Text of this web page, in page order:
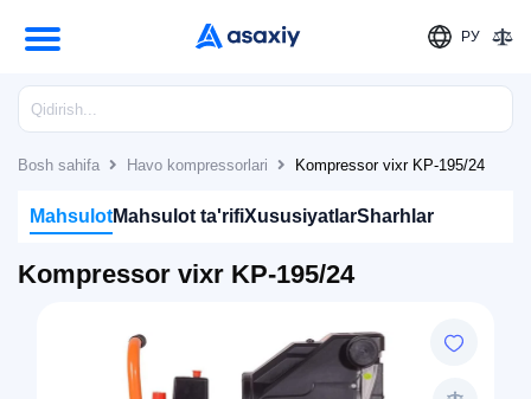
РУ
Bosh sahifa Havo kompressorlari Kompressor vixr KP-195/24
MahsulotMahsulot ta'rifiXususiyatlarSharhlar
Kompressor vixr KP-195/24